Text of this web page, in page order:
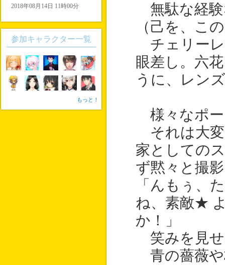
無駄な経験
（己を、こ
チェリーレ
眼差し。六
うに、レン
様々なポー
それは大変
家としての
ず黙々と撮
「んもぅ、
ね、素敵★
か！」
笑みを見
青の薔薇や
2018年08月14日 11時00分
参加キャラクター一覧
もっと！